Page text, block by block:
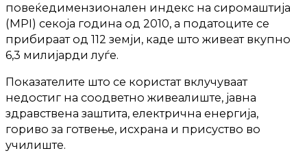
повеќедимензионален индекс на сиромаштија
(MPI) секоја година од 2010, а податоците се
прибираат од 112 земји, каде што живеат вкупно
6,3 милијарди луѓе.
Показателите што се користат вклучуваат
недостиг на соодветно живеалиште, јавна
здравствена заштита, електрична енергија,
гориво за готвење, исхрана и присуство во
училиште.